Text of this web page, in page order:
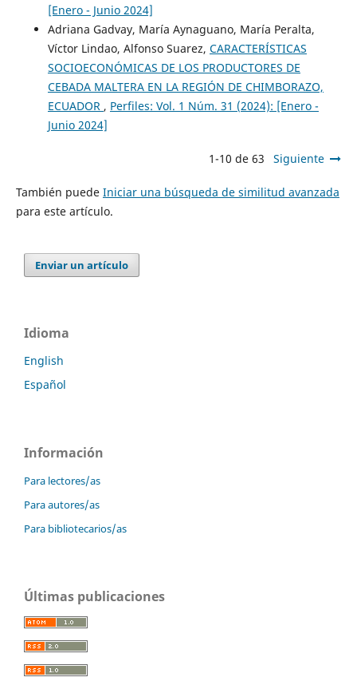
[Enero - Junio 2024]
Adriana Gadvay, María Aynaguano, María Peralta,
Víctor Lindao, Alfonso Suarez, CARACTERÍSTICAS
SOCIOECONÓMICAS DE LOS PRODUCTORES DE
CEBADA MALTERA EN LA REGIÓN DE CHIMBORAZO,
ECUADOR , Perfiles: Vol. 1 Núm. 31 (2024): [Enero -
Junio 2024]
1-10 de 63 Siguiente
También puede Iniciar una búsqueda de similitud avanzada
para este artículo.
Enviar un artículo
Idioma
English
Español
Información
Para lectores/as
Para autores/as
Para bibliotecarios/as
Últimas publicaciones